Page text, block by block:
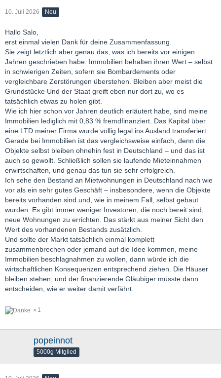
10. Juli 2026 Neu
Hallo Salo,
erst einmal vielen Dank für deine Zusammenfassung.
Sie zeigt letztlich aber genau das, was ich bereits vor einigen
Jahren geschrieben habe: Immobilien behalten ihren Wert – selbst
in schwierigen Zeiten, sofern sie Bombardements oder
vergleichbare Zerstörungen überstehen. Bleiben aber meist die
Grundstücke Und der Staat greift eben nur dort zu, wo es
tatsächlich etwas zu holen gibt.
Wie ich hier schon vor Jahren deutlich erläutert habe, sind meine
Immobilien lediglich mit 0,83 % fremdfinanziert. Das Kapital über
eine LTD meiner Firma wurde völlig legal ins Ausland transferiert.
Gerade bei Immobilien ist das vergleichsweise einfach, denn die
Objekte selbst bleiben ohnehin fest in Deutschland – und das ist
auch so gewollt. Schließlich sollen sie laufende Mieteinnahmen
erwirtschaften, und genau das tun sie sehr erfolgreich.
Ich sehe den Bestand an Mietwohnungen in Deutschland nach wie
vor als ein sehr gutes Geschäft – insbesondere, wenn die Objekte
bereits vorhanden sind und, wie in meinem Fall, selbst gebaut
wurden. Es gibt immer weniger Investoren, die noch bereit sind,
neue Wohnungen zu errichten. Das stärkt aus meiner Sicht den
Wert des vorhandenen Bestands zusätzlich.
Und sollte der Markt tatsächlich einmal komplett
zusammenbrechen oder jemand auf die Idee kommen, meine
Immobilien beschlagnahmen zu wollen, dann würde ich die
wirtschaftlichen Konsequenzen entsprechend ziehen. Die Häuser
bleiben stehen, und der finanzierende Gläubiger müsste dann
entscheiden, wie er weiter damit verfährt.
1
popeinnot
5000g Mitglied